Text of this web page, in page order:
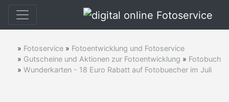
» Fotoservice » Fotoentwicklung und Fotoservice
» Gutscheine und Aktionen zur Fotoentwicklung » Fotobuch
» Wunderkarten - 18 Euro Rabatt auf Fotobuecher im Juli